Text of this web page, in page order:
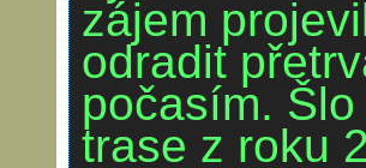
zájem
odradit
počasím.
trase z roku